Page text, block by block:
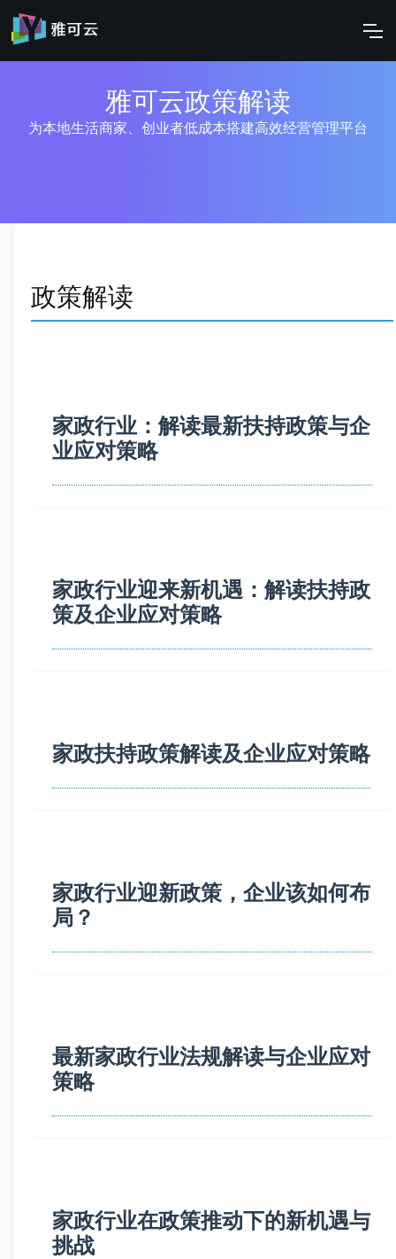
雅可云政策解读
为本地生活商家、创业者低成本搭建高效经营管理平台
政策解读
家政行业：解读最新扶持政策与企
业应对策略
家政行业迎来新机遇：解读扶持政
策及企业应对策略
家政扶持政策解读及企业应对策略
家政行业迎新政策，企业该如何布
局？
最新家政行业法规解读与企业应对
策略
家政行业在政策推动下的新机遇与
挑战